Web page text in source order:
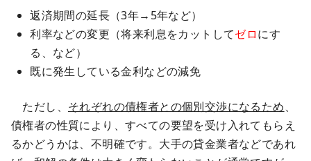
返済期間の延長（3年→5年など）
利率などの変更（将来利息をカットしてゼロにす
る、など）
既に発生している金利などの減免
ただし、 それぞれの債権者との個別交渉になるため、
債権者の性質により、すべての要望を受け入れてもらえ
るかどうかは、不明確です。大手の貸金業者などであれ